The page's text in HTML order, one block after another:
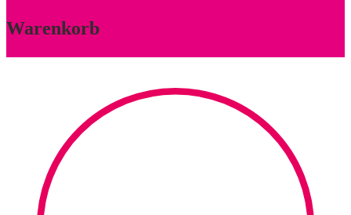
Warenkorb